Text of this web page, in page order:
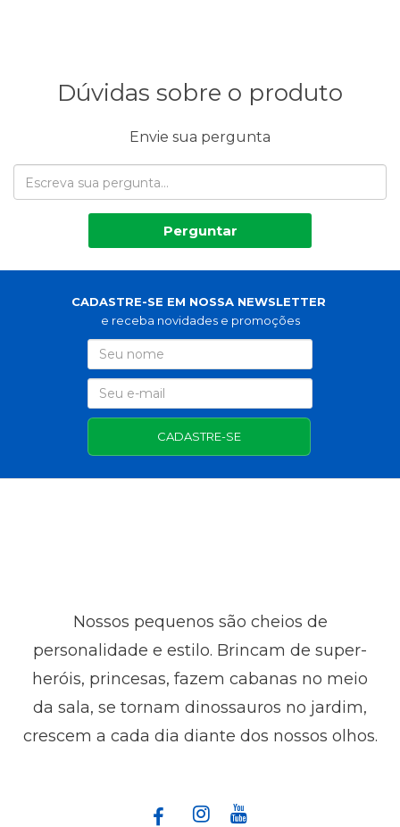
Dúvidas sobre o produto
Envie sua pergunta
Perguntar
CADASTRE-SE EM NOSSA NEWSLETTER
e receba novidades e promoções
CADASTRE-SE
Nossos pequenos são cheios de
personalidade e estilo. Brincam de super-
heróis, princesas, fazem cabanas no meio
da sala, se tornam dinossauros no jardim,
crescem a cada dia diante dos nossos olhos.